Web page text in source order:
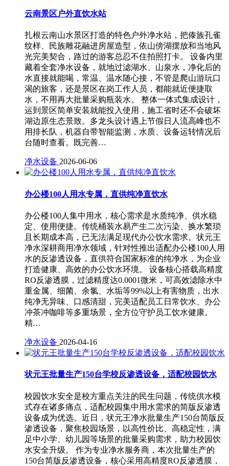
云南景区户外直饮水站
扎根云南山水景区打造的特色户外净水站，把傣族孔雀
纹样、民族雕花融进房屋造型，依山傍湖摆放和当地风
光完美契合，路过的游客总忍不住拍照打卡。 设备内里
藏着全套净水设备，就地过滤湖水、山泉水，净化后的
水直接就能喝，常温、温水随心接，不管是爬山游玩口
渴的旅客，还是景区在岗工作人员，都能就近便捷取
水，不用再大批量采购瓶装水。 整体一体式集成设计，
运到景区简单安装就能投入使用，施工省时还不会破坏
湖边原生态景致。多龙头设计遇上节假日人流高峰也不
用排长队，机器自带智能监测，水质、设备运转情况后
台随时查看。既完善…
净水设备 2026-06-06
办公楼100人用水专属，直供纯净直饮水
办公楼100人集中用水，核心需求是水质纯净、供水稳
定、使用便捷。传统桶装水易产生二次污染、换水繁琐
且长期成本高，已无法满足现代办公饮水需求。状元王
净水深耕商用净水领域，针对性推出适配办公楼100人用
水的反渗透设备，直供符合国家标准的纯净水，为企业
打造健康、高效的办公饮水环境。 设备核心搭载高精度
RO反渗透膜，过滤精度达0.0001微米，可高效滤除水中
重金属、细菌、余氯、水垢等99%以上有害物质，出水
纯净无异味、口感清甜，完美适配员工日常饮水、办公
冲茶冲咖啡等多重场景，全方位守护员工饮水健康。
精…
净水设备 2026-04-16
状元王批量生产150台学校反渗透设备，适配校园饮水
校园饮水安全是校方重点关注的民生问题，传统供水模
式存在诸多痛点，适配校园集中用水需求的简版反渗透
设备成为优选。近日，状元王净水批量生产150台简版反
渗透设备，聚焦校园场景，以高性价比、高稳定性，满
足中小学、幼儿园等场景的批量采购需求，助力校园饮
水安全升级。 作为专业净水服务商，本次批量生产的
150台简版反渗透设备，核心采用高精度RO反渗透膜，